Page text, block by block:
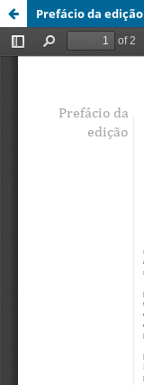
Prefácio da edição